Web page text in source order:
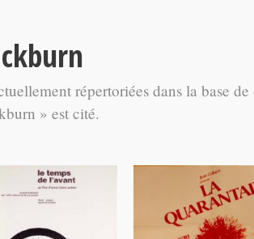
répertoriées dans la base
» est cité.